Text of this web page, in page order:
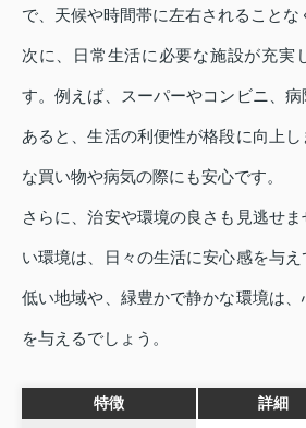
で、天候や時間帯に左右されることな
次に、日常生活に必要な施設が充実
す。例えば、スーパーやコンビニ、
あると、生活の利便性が格段に向上
な買い物や病気の際にも安心です。
さらに、治安や環境の良さも見逃せ
い環境は、日々の生活に安心感を与
低い地域や、緑豊かで静かな環境は
を与えるでしょう。
特徴 詳細